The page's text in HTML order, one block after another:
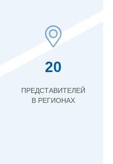
20
ПРЕДСТАВИТЕЛЕЙ
В РЕГИОНАХ